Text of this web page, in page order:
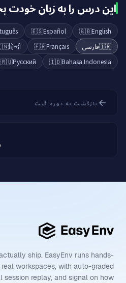
این درس را به زبان خودت
🇬🇧English
🇪🇸Español
🇮🇷فارسی 🇫🇷Français
हिन्दी
🇮🇩Bahasa Indonesia
🇷🇺Русский
بازگشت به دوره گیت
ship. EasyEnv runs hands-
workspaces, with auto-graded
session replay, and signal on how